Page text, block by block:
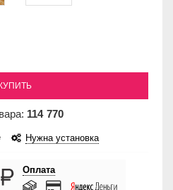
КУПИТЬ
114 770
Нужна установка
Оплата